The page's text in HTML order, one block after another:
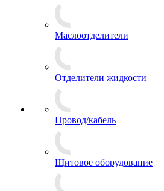
Маслоотделители
Отделители жидкости
Провод/кабель
Щитовое оборудование